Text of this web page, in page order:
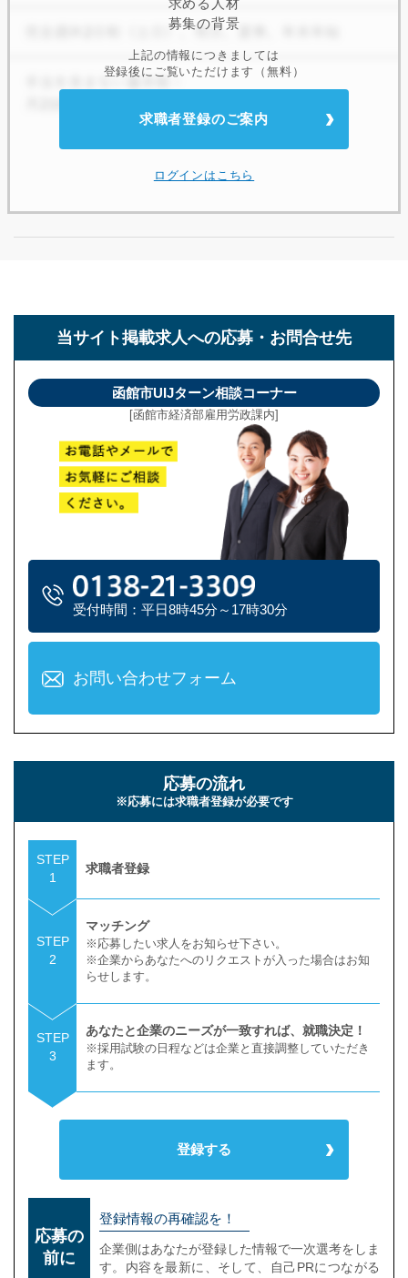
求める人材
募集の背景
上記の情報につきましては
登録後にご覧いただけます（無料）
求職者登録のご案内
ログインはこちら
当サイト掲載求人への応募・お問合せ先
函館市UIJターン相談コーナー
[函館市経済部雇用労政課内]
受付時間：平日8時45分～17時30分
お問い合わせフォーム
応募の流れ
※応募には求職者登録が必要です
STEP
1
求職者登録
STEP
2
マッチング
※応募したい求人をお知らせ下さい。
※企業からあなたへのリクエストが入った場合はお知
らせします。
STEP
3
あなたと企業のニーズが一致すれば、就職決定！
※採用試験の日程などは企業と直接調整していただき
ます。
登録する
応募の
前に
登録情報の再確認を！
企業側はあなたが登録した情報で一次選考をしま
す。内容を最新に、そして、自己PRにつながる